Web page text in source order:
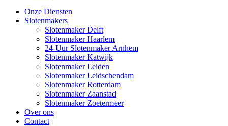
Onze Diensten
Slotenmakers
Slotenmaker Delft
Slotenmaker Haarlem
24-Uur Slotenmaker Arnhem
Slotenmaker Katwijk
Slotenmaker Leiden
Slotenmaker Leidschendam
Slotenmaker Rotterdam
Slotenmaker Zaanstad
Slotenmaker Zoetermeer
Over ons
Contact